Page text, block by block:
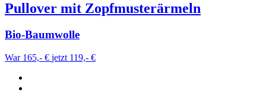
Pullover mit Zopfmusterärmeln
Bio-Baumwolle
War 165,- € jetzt 119,- €